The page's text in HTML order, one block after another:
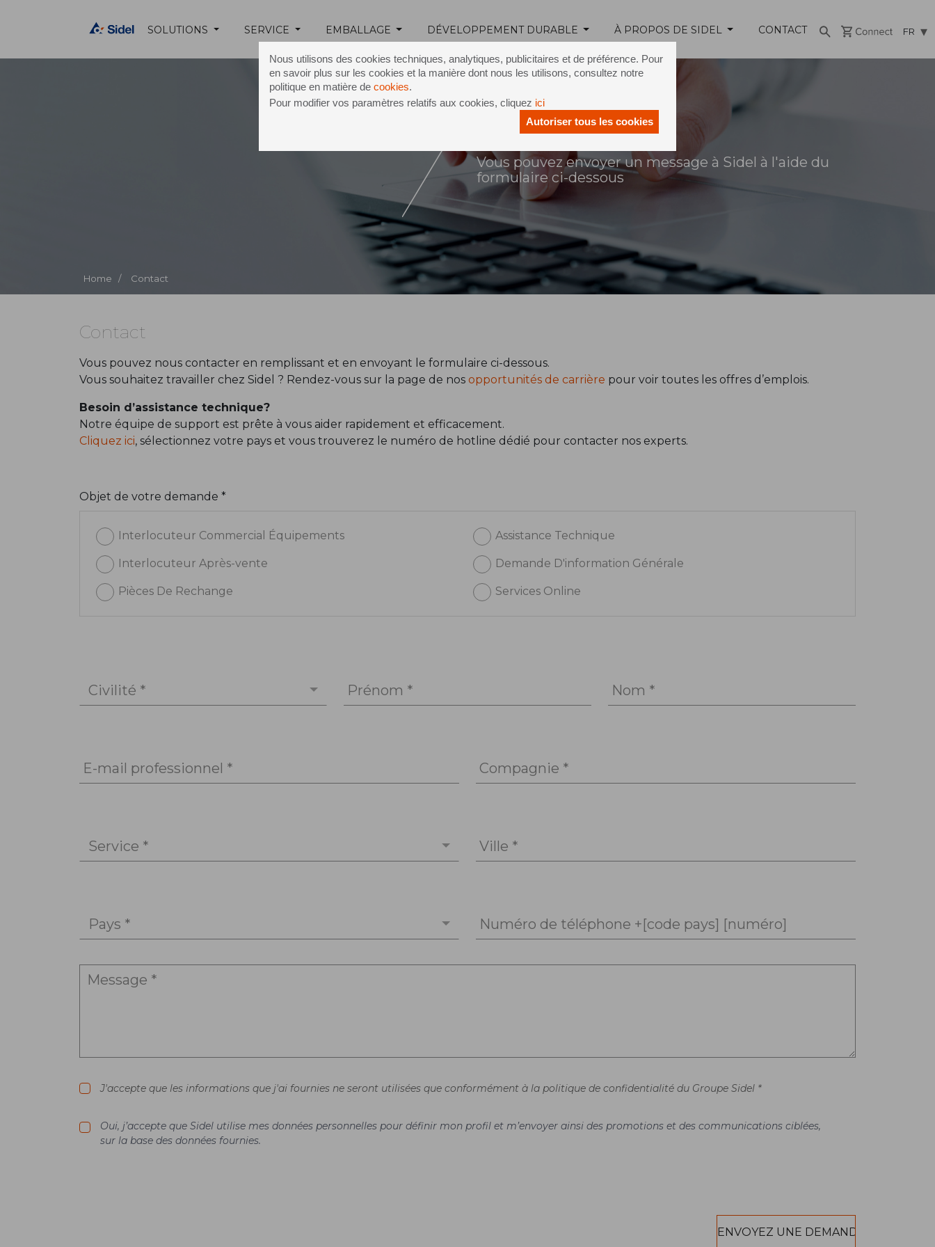
Nous utilisons des cookies techniques, analytiques, publicitaires et de préférence. Pour
en savoir plus sur les cookies et la manière dont nous les utilisons, consultez notre
politique en matière de cookies.
Pour modifier vos paramètres relatifs aux cookies, cliquez ici
Autoriser tous les cookies
SOLUTIONS SERVICE EMBALLAGE DÉVELOPPEMENT DURABLE À PROPOS DE SIDEL CONTACT FR
Home / Contact
Vous pouvez envoyer un message à Sidel à l'aide du
formulaire ci-dessous
Contact
Vous pouvez nous contacter en remplissant et en envoyant le formulaire ci-dessous.
Vous souhaitez travailler chez Sidel ? Rendez-vous sur la page de nos opportunités de carrière pour voir toutes les offres d’emplois.
Besoin d’assistance technique?
Notre équipe de support est prête à vous aider rapidement et efficacement.
Cliquez ici, sélectionnez votre pays et vous trouverez le numéro de hotline dédié pour contacter nos experts.
Objet de votre demande *
Interlocuteur Commercial Équipements Assistance Technique
Interlocuteur Après-vente Demande D'information Générale
Pièces De Rechange Services Online
Civilité * Prénom * Nom *
E-mail professionnel * Compagnie *
Service * Ville *
Pays * Numéro de téléphone +[code pays] [numéro]
J'accepte que les informations que j'ai fournies ne seront utilisées que conformément à la politique de confidentialité du Groupe Sidel *
Oui, j’accepte que Sidel utilise mes données personnelles pour définir mon profil et m’envoyer ainsi des promotions et des communications ciblées,
sur la base des données fournies.